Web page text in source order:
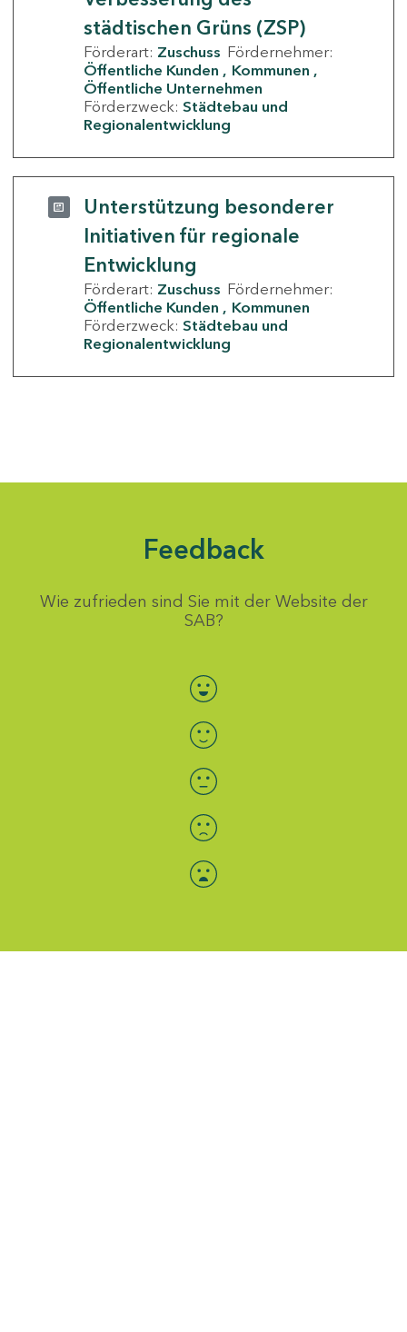
städtischen Grüns (ZSP)
Förderart: Zuschuss Fördernehmer:
Öffentliche Kunden
Kommunen
Öffentliche Unternehmen
Förderzweck: Städtebau und
Regionalentwicklung
Unterstützung besonderer
Initiativen für regionale
Entwicklung
Förderart: Zuschuss Fördernehmer:
Öffentliche Kunden
Kommunen
Förderzweck: Städtebau und
Regionalentwicklung
Feedback
Wie zufrieden sind Sie mit der Website der
SAB?
Bewertung auswählen